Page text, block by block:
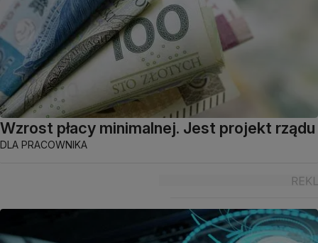
Wzrost płacy minimalnej. Jest projekt rządu
DLA PRACOWNIKA